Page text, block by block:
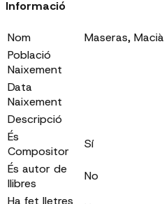
Informació
Nom
Maseras, Macià
Població
Naixement
Data
Naixement
Descripció
És
Compositor
Sí
És autor de
llibres
No